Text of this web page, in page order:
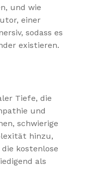
und wie
einer
sodass es
existieren.
Tiefe, die
und
schwierige
hinzu,
kostenlose
als